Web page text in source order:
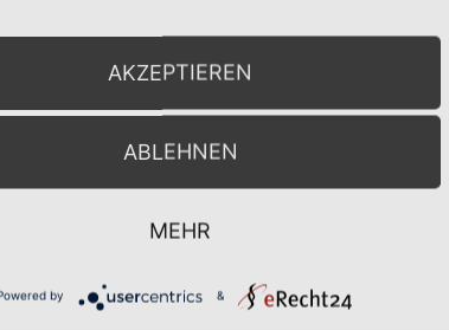
Felder sind mit markiert
AKZEPTIEREN
ABLEHNEN
MEHR
by &